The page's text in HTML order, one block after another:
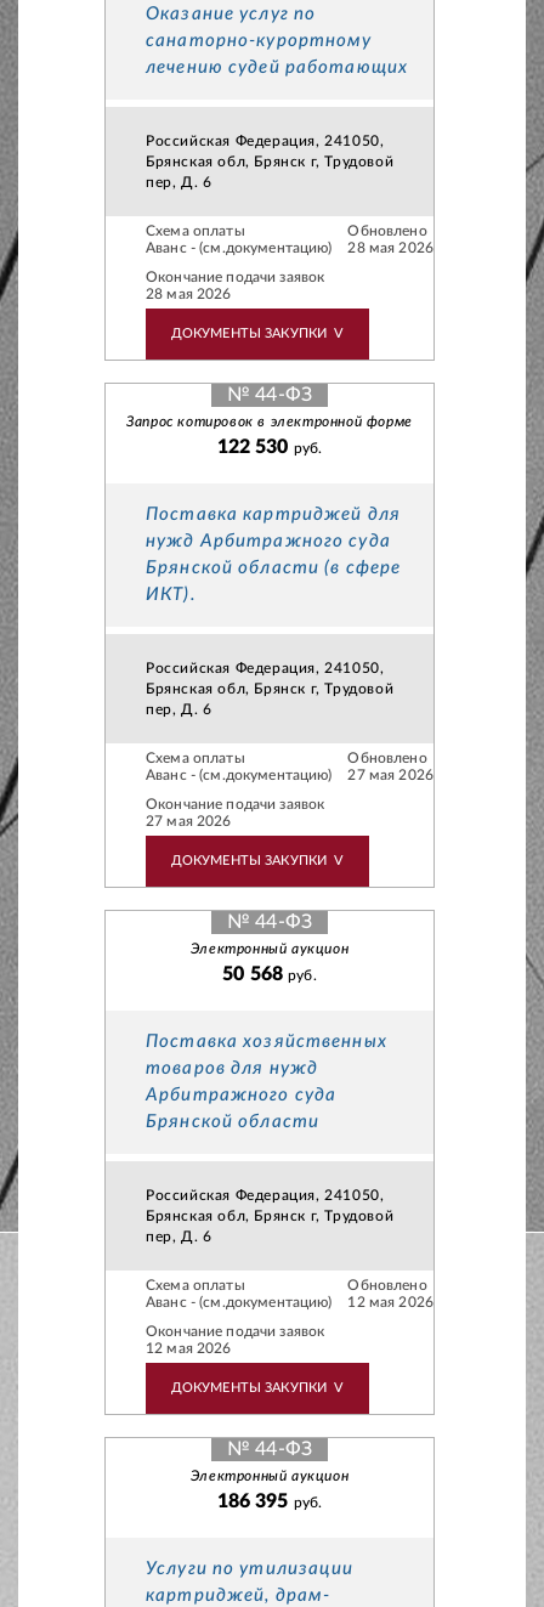
Оказание услуг по
санаторно-курортному
лечению судей работающих
Российская Федерация, 241050,
Брянская обл, Брянск г, Трудовой
пер, Д. 6
Схема оплаты
Аванс - (см.документацию)
Обновлено
28 мая 2026
Окончание подачи заявок
28 мая 2026
ДОКУМЕНТЫ ЗАКУПКИ V
№ 44-ФЗ
Запрос котировок в электронной форме
122 530 руб.
Поставка картриджей для
нужд Арбитражного суда
Брянской области (в сфере
ИКТ).
Российская Федерация, 241050,
Брянская обл, Брянск г, Трудовой
пер, Д. 6
Схема оплаты
Аванс - (см.документацию)
Обновлено
27 мая 2026
Окончание подачи заявок
27 мая 2026
ДОКУМЕНТЫ ЗАКУПКИ V
№ 44-ФЗ
Электронный аукцион
50 568руб.
Поставка хозяйственных
товаров для нужд
Арбитражного суда
Брянской области
Российская Федерация, 241050,
Брянская обл, Брянск г, Трудовой
пер, Д. 6
Схема оплаты
Аванс - (см.документацию)
Обновлено
12 мая 2026
Окончание подачи заявок
12 мая 2026
ДОКУМЕНТЫ ЗАКУПКИ V
№ 44-ФЗ
Электронный аукцион
186 395 руб.
Услуги по утилизации
картриджей, драм-